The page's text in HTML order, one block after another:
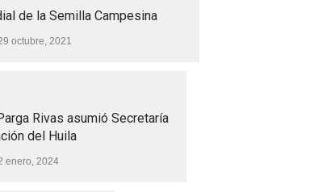
de la Semilla Campesina
octubre, 2021
Rivas asumió Secretaría
del Huila
enero, 2024